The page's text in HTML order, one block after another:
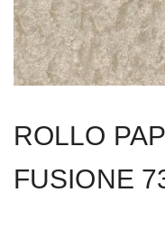
ROLLO
FUSIONE